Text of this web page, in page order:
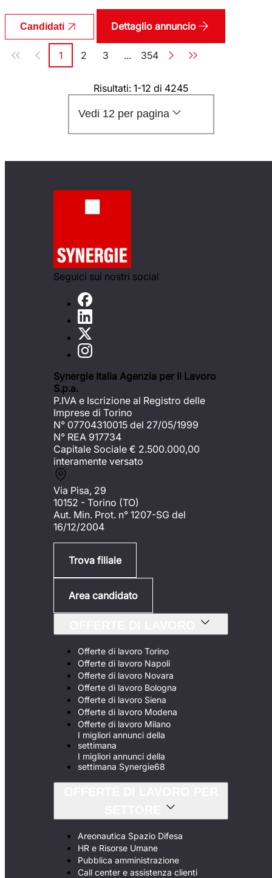
Candidati Dettaglio annuncio
Paginazione
Pagina
1 Pagina
2 Pagina
3 ... Pagina
354
Risultati: 1-12 di 4245
Vedi 12 per pagina
Seguici sui nostri social
Synergie Italia Agenzia per il Lavoro
S.p.a.
P.IVA e Iscrizione al Registro delle
Imprese di Torino
N° 07704310015 del 27/05/1999
N° REA 917734
Capitale Sociale € 2.500.000,00
interamente versato
Via Pisa, 29
10152 - Torino (TO)
Aut. Min. Prot. n° 1207-SG del
16/12/2004
Trova filiale
Area candidato
Offerte di lavoro Torino
Offerte di lavoro Napoli
Offerte di lavoro Novara
Offerte di lavoro Bologna
Offerte di lavoro Siena
Offerte di lavoro Modena
Offerte di lavoro Milano
I migliori annunci della
settimana
I migliori annunci della
settimana Synergie68
Areonautica Spazio Difesa
HR e Risorse Umane
Pubblica amministrazione
Call center e assistenza clienti